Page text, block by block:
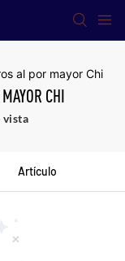
al por mayor Chi
CHI
vista
Artículo